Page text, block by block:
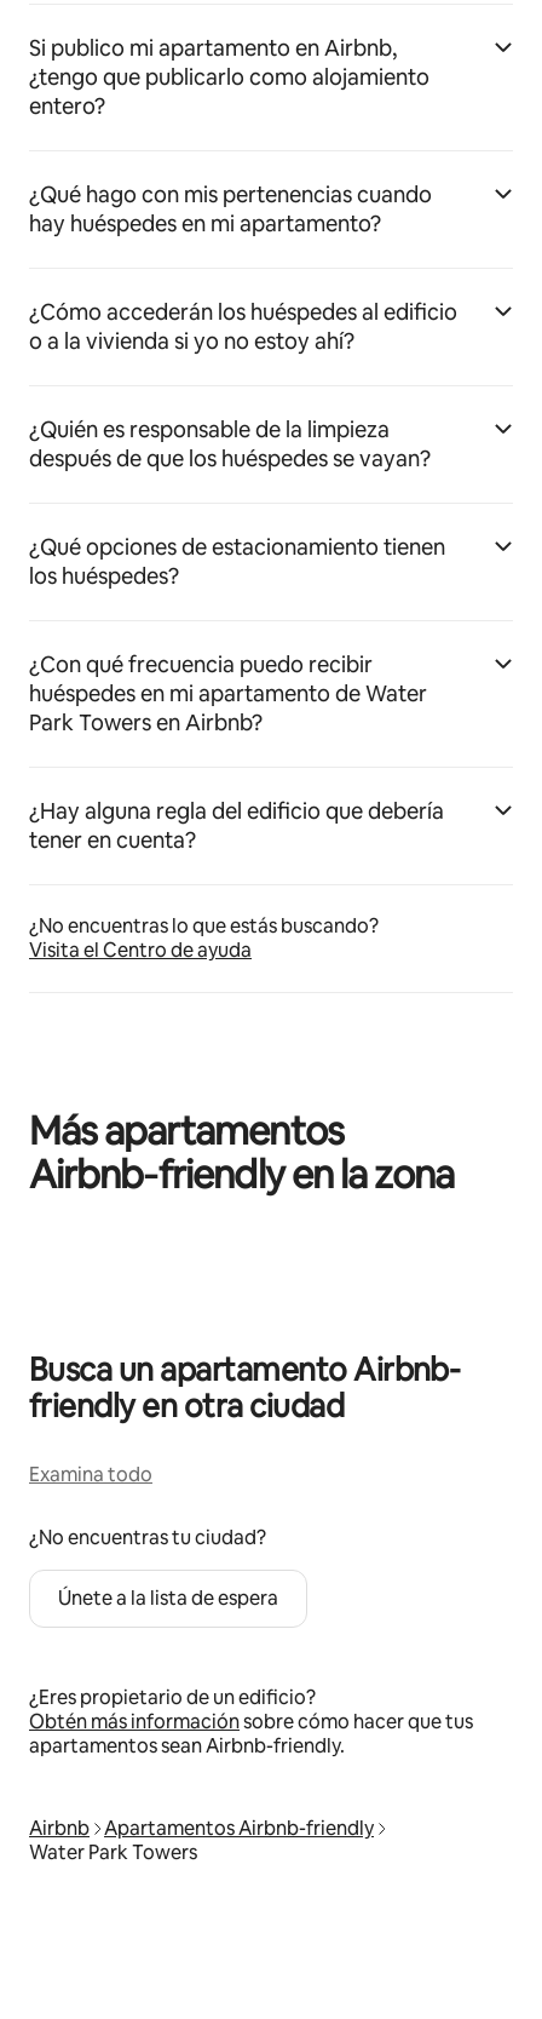
Si publico mi apartamento en Airbnb,
¿tengo que publicarlo como alojamiento
entero?
¿Qué hago con mis pertenencias cuando
hay huéspedes en mi apartamento?
¿Cómo accederán los huéspedes al edificio
o a la vivienda si yo no estoy ahí?
¿Quién es responsable de la limpieza
después de que los huéspedes se vayan?
¿Qué opciones de estacionamiento tienen
los huéspedes?
¿Con qué frecuencia puedo recibir
huéspedes en mi apartamento de Water
Park Towers en Airbnb?
¿Hay alguna regla del edificio que debería
tener en cuenta?
¿No encuentras lo que estás buscando?
Visita el Centro de ayuda
Más apartamentos
Airbnb‑friendly en la zona
Busca un apartamento Airbnb-
friendly en otra ciudad
Examina todo
¿No encuentras tu ciudad?
Únete a la lista de espera
¿Eres propietario de un edificio?
Obtén más informaciónsobre cómo hacer que tus
apartamentos sean Airbnb-friendly.
Airbnb Apartamentos Airbnb-friendly
Water Park Towers